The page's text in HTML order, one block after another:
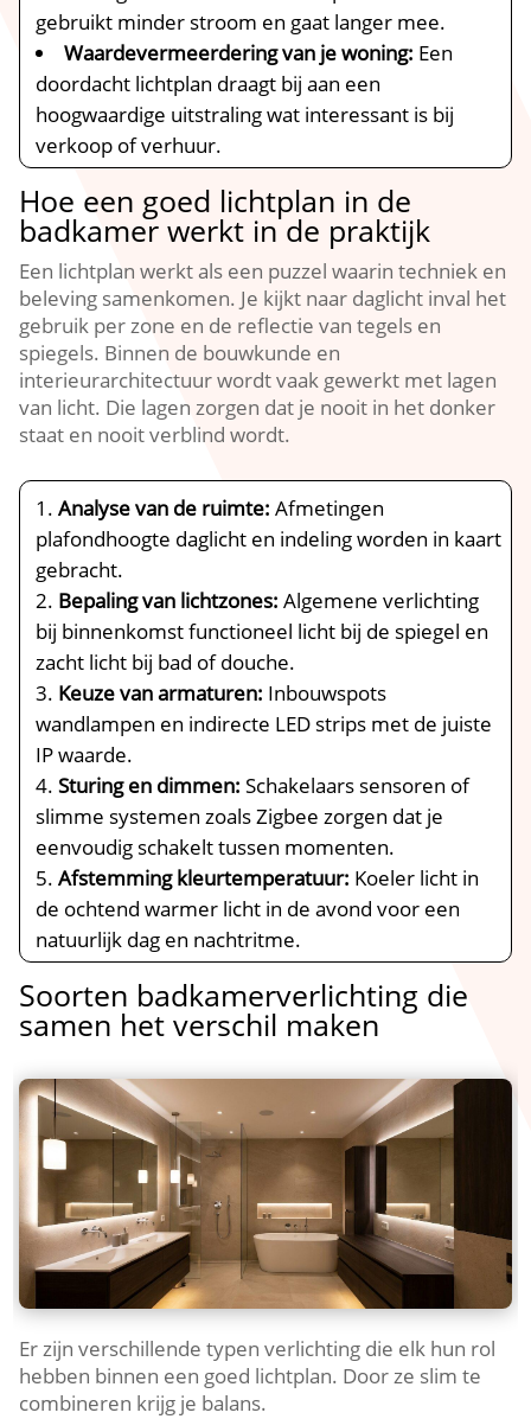
gebruikt minder stroom en gaat langer mee.​
Waardevermeerdering van je woning: Een
doordacht lichtplan draagt bij aan een
hoogwaardige uitstraling wat interessant is bij
verkoop of verhuur.​
Hoe een goed lichtplan in de
badkamer werkt in de praktijk
Een lichtplan werkt als een puzzel waarin techniek en
beleving samenkomen.​ Je kijkt naar daglicht inval het
gebruik per zone en de reflectie van tegels en
spiegels.​ Binnen de bouwkunde en
interieurarchitectuur wordt vaak gewerkt met lagen
van licht.​ Die lagen zorgen dat je nooit in het donker
staat en nooit verblind wordt.​
Analyse van de ruimte: Afmetingen
plafondhoogte daglicht en indeling worden in kaart
gebracht.​
Bepaling van lichtzones: Algemene verlichting
bij binnenkomst functioneel licht bij de spiegel en
zacht licht bij bad of douche.​
Keuze van armaturen: Inbouwspots
wandlampen en indirecte LED strips met de juiste
IP waarde.​
Sturing en dimmen: Schakelaars sensoren of
slimme systemen zoals Zigbee zorgen dat je
eenvoudig schakelt tussen momenten.​
Afstemming kleurtemperatuur: Koeler licht in
de ochtend warmer licht in de avond voor een
natuurlijk dag en nachtritme.​
Soorten badkamerverlichting die
samen het verschil maken
Er zijn verschillende typen verlichting die elk hun rol
hebben binnen een goed lichtplan.​ Door ze slim te
combineren krijg je balans.​